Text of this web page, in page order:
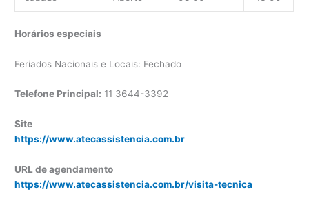
Horários especiais
Feriados Nacionais e Locais: Fechado
Telefone Principal: 11 3644-3392
Site
https://www.atecassistencia.com.br
URL de agendamento
https://www.atecassistencia.com.br/visita-tecnica